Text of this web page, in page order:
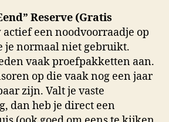
Reserve (Gratis
actief een noodvoorraadje op
je normaal niet gebruikt.
vaak proefpakketten aan.
op die vaak nog een jaar
zijn. Valt je vaste
dan heb je direct een